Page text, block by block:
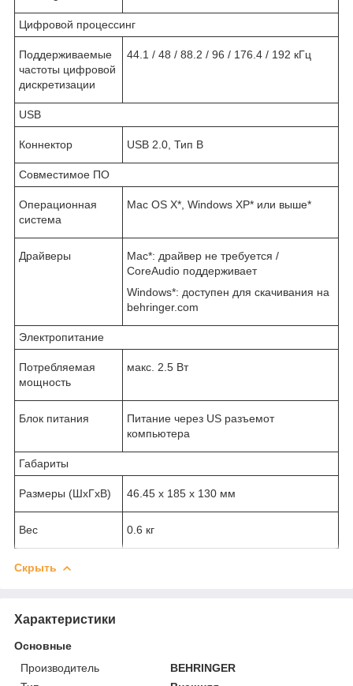
Цифровой процессинг
Поддерживаемые
частоты цифровой
дискретизации
44.1 / 48 / 88.2 / 96 / 176.4 / 192 кГц
USB
Коннектор USB 2.0, Тип В
Совместимое ПО
Операционная
система
Mac OS X*, Windows XP* или выше*
Драйверы
Mac*: драйвер не требуется /
CoreAudio поддерживает
Windows*: доступен для скачивания на
behringer.com
Электропитание
Потребляемая
мощность
макс. 2.5 Вт
Блок питания
Питание через US разъемот
компьютера
Габариты
Размеры (ШхГхВ) 46.45 х 185 х 130 мм
Вес 0.6 кг
Скрыть
Характеристики
Основные
Производитель
BEHRINGER